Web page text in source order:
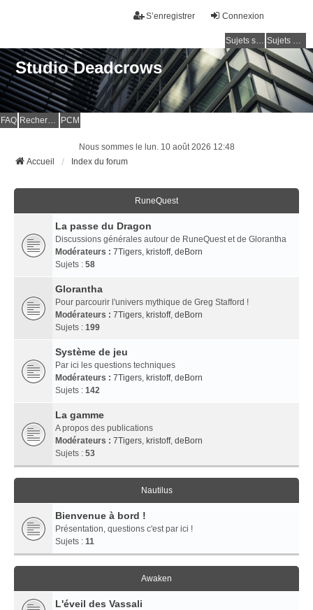
Connexion
S’enregistrer
Sujets sans réponse Sujets actifs
Studio Deadcrows
FAQ Rechercher PCM
Nous sommes le lun. 10 août 2026 12:48
Accueil
Index du forum
RuneQuest
La passe du Dragon
Discussions générales autour de RuneQuest et de Glorantha
Modérateurs : 7Tigers, kristoff, deBorn
Sujets : 58
Glorantha
Pour parcourir l'univers mythique de Greg Stafford !
Modérateurs : 7Tigers, kristoff, deBorn
Sujets : 199
Système de jeu
Par ici les questions techniques
Modérateurs : 7Tigers, kristoff, deBorn
Sujets : 142
La gamme
A propos des publications
Modérateurs : 7Tigers, kristoff, deBorn
Sujets : 53
Nautilus
Bienvenue à bord !
Présentation, questions c'est par ici !
Sujets : 11
Awaken
L'éveil des Vassali